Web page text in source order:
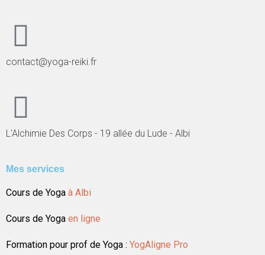
contact@yoga-reiki.fr
L'Alchimie Des Corps - 19 allée du Lude - Albi
Mes services
Cours de Yoga à Albi
Cours de Yoga en ligne
Formation pour prof de Yoga : YogAligne Pro